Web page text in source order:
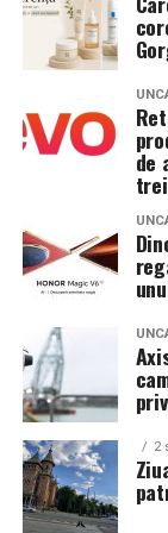
si responsabil,
strict interzis.
Regulamentul
permise si
al festivalului.
Un festival
Summer Well
parteneri care
Bacardi,
Image, Pepsi,
aqua, Lay’s, e-
Bucuresti,
syoss,
Abonamentele
Monitorizarea
AccuTrack
Pentru
integrează
un nou chipset
traseului.
Sistemul
în oraș,
noi.
Control tactil
Apa de pe
poate îngreuna
de
2